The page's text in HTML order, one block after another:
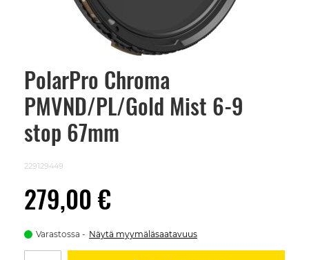
PolarPro Chroma
PMVND/PL/Gold Mist 6-9
stop 67mm
229129449
279,00 €
Varastossa Näytä myymäläsaatavuus
Skip
beginning
images